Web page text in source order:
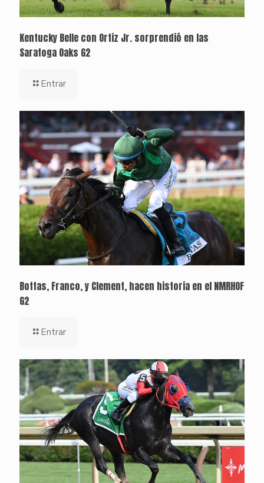
Kentucky Belle con Ortiz Jr. sorprendió en las
Saratoga Oaks G2
Entrar
Bottas, Franco, y Clement, hacen historia en el NMRHOF
G2
Entrar